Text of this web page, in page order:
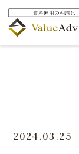
2024.03.25